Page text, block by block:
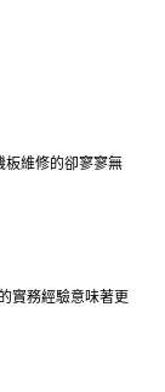
板維修的卻寥寥無
實務經驗意味著更